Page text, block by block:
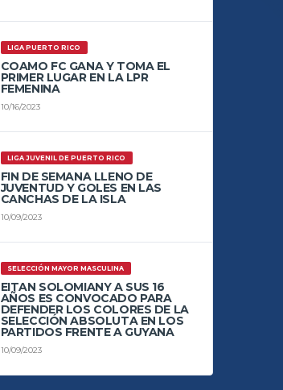
LIGA PUERTO RICO
COAMO FC GANA Y TOMA EL
PRIMER LUGAR EN LA LPR
FEMENINA
10/16/2023
LIGA JUVENIL DE PUERTO RICO
FIN DE SEMANA LLENO DE
JUVENTUD Y GOLES EN LAS
CANCHAS DE LA ISLA
10/09/2023
SELECCIÓN MAYOR MASCULINA
EITAN SOLOMIANY A SUS 16
AÑOS ES CONVOCADO PARA
DEFENDER LOS COLORES DE LA
SELECCIÓN ABSOLUTA EN LOS
PARTIDOS FRENTE A GUYANA
10/09/2023